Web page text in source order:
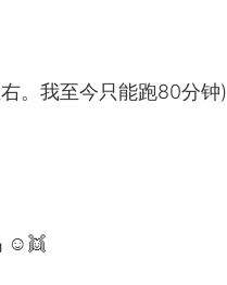
。我至今只能跑80分钟)
☺👯